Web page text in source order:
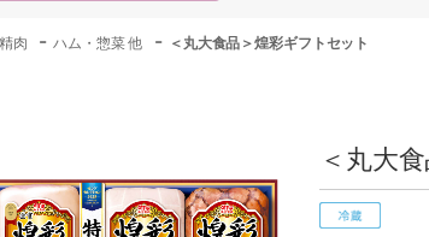
精肉 -ハム・惣菜 他 - ＜丸大食品＞煌彩ギフトセット
＜丸大